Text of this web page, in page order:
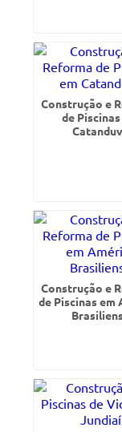
Construção e
de
Construção e
de Piscinas em